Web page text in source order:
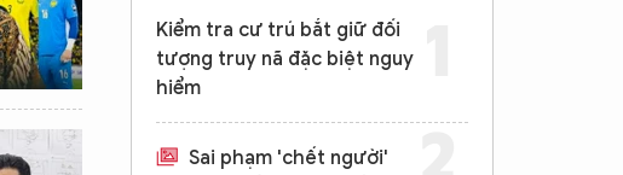
Kiểm tra cư trú bắt giữ đối
tượng truy nã đặc biệt nguy
hiểm
Sai phạm 'chết người'